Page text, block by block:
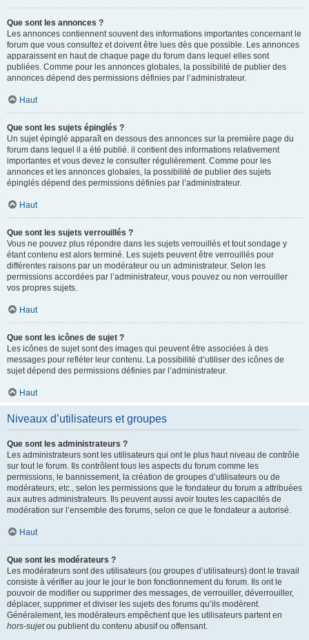
Que sont les annonces ?
Les annonces contiennent souvent des informations importantes concernant le
forum que vous consultez et doivent être lues dès que possible. Les annonces
apparaissent en haut de chaque page du forum dans lequel elles sont
publiées. Comme pour les annonces globales, la possibilité de publier des
annonces dépend des permissions définies par l’administrateur.
Haut
Que sont les sujets épinglés ?
Un sujet épinglé apparaît en dessous des annonces sur la première page du
forum dans lequel il a été publié. il contient des informations relativement
importantes et vous devez le consulter régulièrement. Comme pour les
annonces et les annonces globales, la possibilité de publier des sujets
épinglés dépend des permissions définies par l’administrateur.
Haut
Que sont les sujets verrouillés ?
Vous ne pouvez plus répondre dans les sujets verrouillés et tout sondage y
étant contenu est alors terminé. Les sujets peuvent être verrouillés pour
différentes raisons par un modérateur ou un administrateur. Selon les
permissions accordées par l’administrateur, vous pouvez ou non verrouiller
vos propres sujets.
Haut
Que sont les icônes de sujet ?
Les icônes de sujet sont des images qui peuvent être associées à des
messages pour refléter leur contenu. La possibilité d’utiliser des icônes de
sujet dépend des permissions définies par l’administrateur.
Haut
Niveaux d’utilisateurs et groupes
Que sont les administrateurs ?
Les administrateurs sont les utilisateurs qui ont le plus haut niveau de contrôle
sur tout le forum. Ils contrôlent tous les aspects du forum comme les
permissions, le bannissement, la création de groupes d’utilisateurs ou de
modérateurs, etc., selon les permissions que le fondateur du forum a attribuées
aux autres administrateurs. Ils peuvent aussi avoir toutes les capacités de
modération sur l’ensemble des forums, selon ce que le fondateur a autorisé.
Haut
Que sont les modérateurs ?
Les modérateurs sont des utilisateurs (ou groupes d’utilisateurs) dont le travail
consiste à vérifier au jour le jour le bon fonctionnement du forum. Ils ont le
pouvoir de modifier ou supprimer des messages, de verrouiller, déverrouiller,
déplacer, supprimer et diviser les sujets des forums qu’ils modèrent.
Généralement, les modérateurs empêchent que les utilisateurs partent en
hors-sujetou publient du contenu abusif ou offensant.